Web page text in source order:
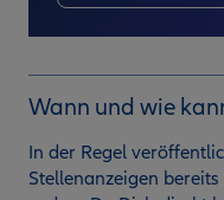
Wann und wie
In der Regel
Stellenanzeigen